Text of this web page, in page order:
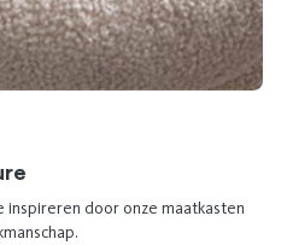
inspireren door onze maatkasten